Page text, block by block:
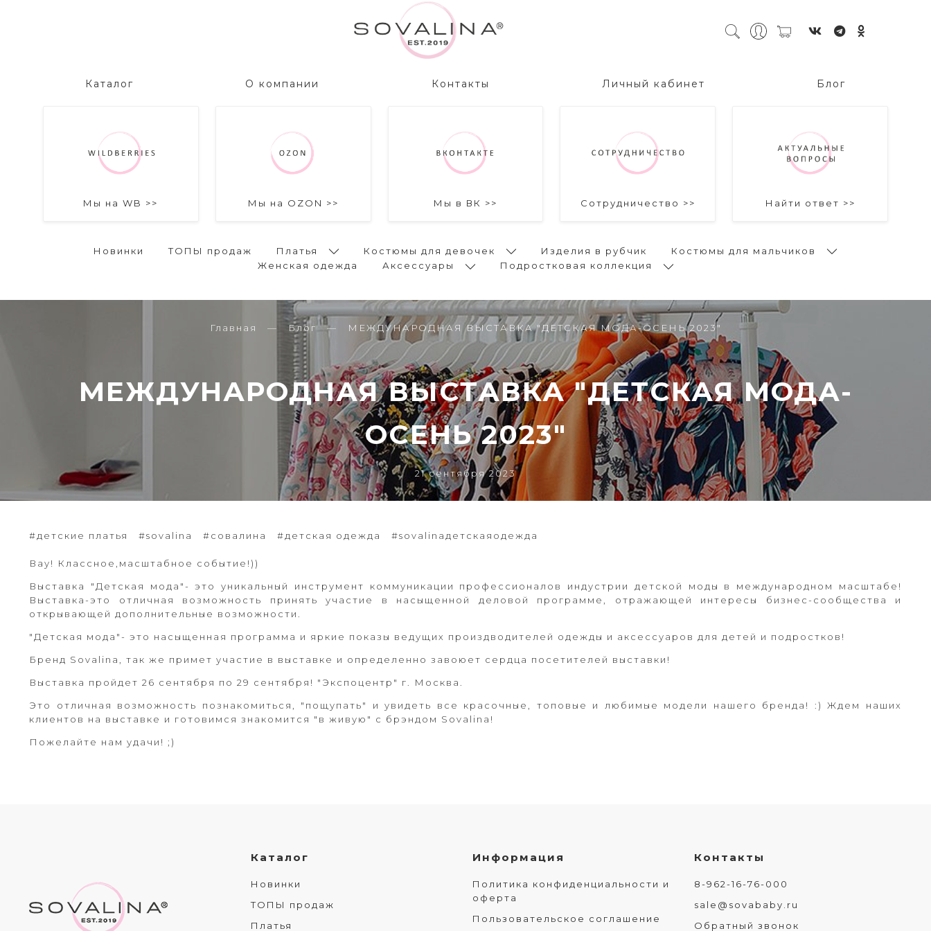
Каталог О компании Контакты Личный кабинет Блог
Мы на WB >> Мы на OZON >> Мы в ВК >> Сотрудничество >> Найти ответ >>
Новинки ТОПЫ продаж Платья Костюмы для девочек Изделия в рубчик
Костюмы для мальчиков
Женская одежда
Аксессуары Подростковая коллекция
Главная Блог МЕЖДУНАРОДНАЯ ВЫСТАВКА "ДЕТСКАЯ МОДА-ОСЕНЬ 2023"
МЕЖДУНАРОДНАЯ ВЫСТАВКА "ДЕТСКАЯ МОДА-
ОСЕНЬ 2023"
21 сентября 2023
#детские платья #sovalina #совалина #детская одежда #sovalinaдетскаяодежда
Вау! Классное,масштабное событие!))
Выставка "Детская мода"- это уникальный инструмент коммуникации профессионалов индустрии детской моды в международном масштабе!
Выставка-это отличная возможность принять участие в насыщенной деловой программе, отражающей интересы бизнес-сообщества и
открывающей дополнительные возможности.
"Детская мода"- это насыщенная программа и яркие показы ведущих произдводителей одежды и аксессуаров для детей и подростков!
Бренд Sovalina, так же примет участие в выставке и определенно завоюет сердца посетителей выставки!
Выставка пройдет 26 сентября по 29 сентября! "Экспоцентр" г. Москва.
Это отличная возможность познакомиться, "пощупать" и увидеть все красочные, топовые и любимые модели нашего бренда! :) Ждем наших
клиентов на выставке и готовимся знакомится "в живую" с брэндом Sovalina!
Пожелайте нам удачи! ;)
Каталог
Новинки
ТОПЫ продаж
Платья
Информация
Политика конфиденциальности и
оферта
Пользовательское соглашение
Контакты
8-962-16-76-000
sale@sovababy.ru
Обратный звонок